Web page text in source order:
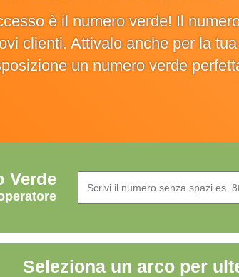
è il numero verde! Il
clienti. Attivalo anche per la
un numero verde
Verde
Seleziona un arco per